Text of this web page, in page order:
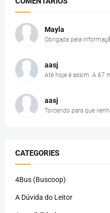
Mayla
Obrigada pela
aasj
Até hoje é assim. A 67
aasj
Torcendo para que
CATEGORIES
4Bus (Buscoop)
A Dúvida do Leitor